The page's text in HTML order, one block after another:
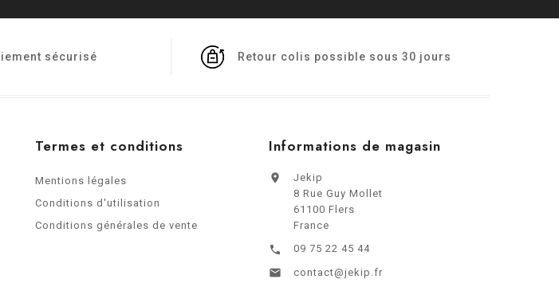
sécurisé Retour colis possible sous 30 jours
Termes et conditions
Mentions légales
Conditions d'utilisation
Conditions générales de vente
Informations de magasin

Jekip
8 Rue Guy Mollet
61100 Flers
France
 09 75 22 45 44
 contact@jekip.fr